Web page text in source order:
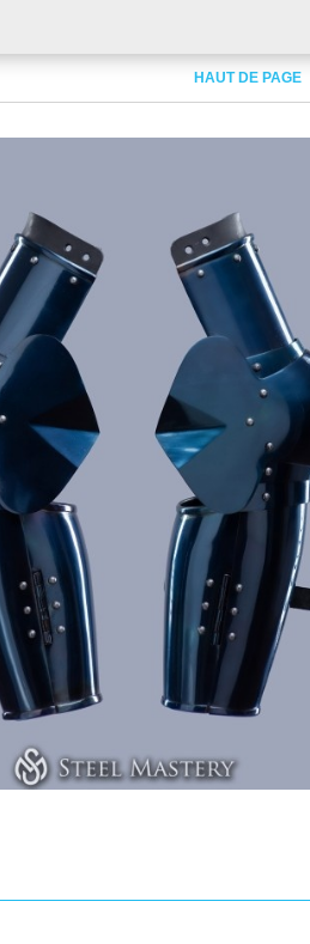
of the 14th century with Elbow Caps IN
HAUT DE PAGE